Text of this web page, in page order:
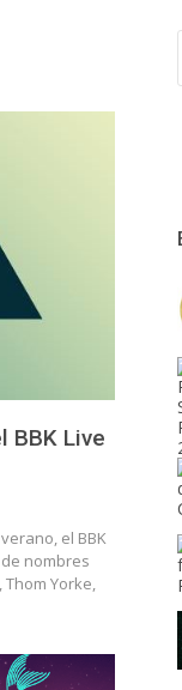
BBK Live
el BBK
nombres
Yorke,